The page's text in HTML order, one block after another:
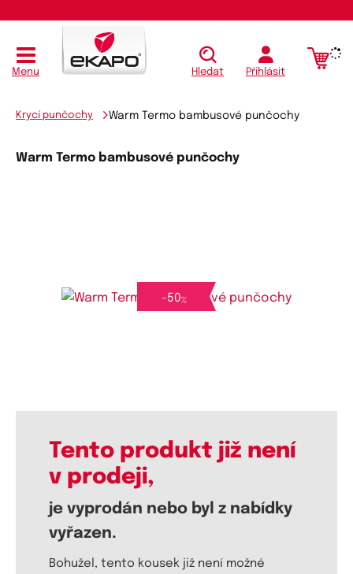
Menu Hledat Přihlásit
Krycí punčochy Warm Termo bambusové punčochy
Warm Termo bambusové punčochy
-50%
Tento produkt již není
v prodeji,
je vyprodán nebo byl z nabídky
vyřazen.
Bohužel, tento kousek již není možné